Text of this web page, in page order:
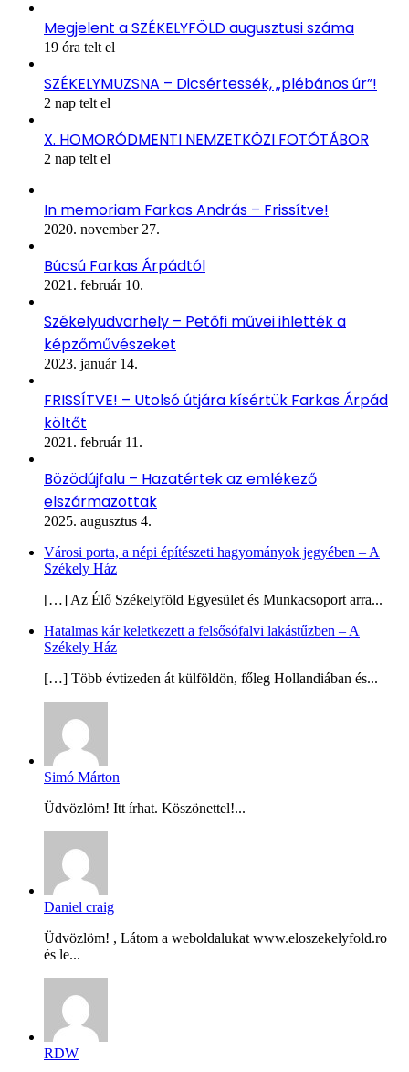
Megjelent a SZÉKELYFÖLD augusztusi száma
19 óra telt el
SZÉKELYMUZSNA – Dicsértessék, „plébános úr”!
2 nap telt el
X. HOMORÓDMENTI NEMZETKÖZI FOTÓTÁBOR
2 nap telt el
In memoriam Farkas András – Frissítve!
2020. november 27.
Búcsú Farkas Árpádtól
2021. február 10.
Székelyudvarhely – Petőfi művei ihlették a
képzőművészeket
2023. január 14.
FRISSÍTVE! – Utolsó útjára kísértük Farkas Árpád
költőt
2021. február 11.
Bözödújfalu – Hazatértek az emlékező
elszármazottak
2025. augusztus 4.
Városi porta, a népi építészeti hagyományok jegyében – A
Székely Ház
[…] Az Élő Székelyföld Egyesület és Munkacsoport arra...
Hatalmas kár keletkezett a felsősófalvi lakástűzben – A
Székely Ház
[…] Több évtizeden át külföldön, főleg Hollandiában és...
Simó Márton
Üdvözlöm! Itt írhat. Köszönettel!...
Daniel craig
Üdvözlöm! , Látom a weboldalukat www.eloszekelyfold.ro
és le...
RDW